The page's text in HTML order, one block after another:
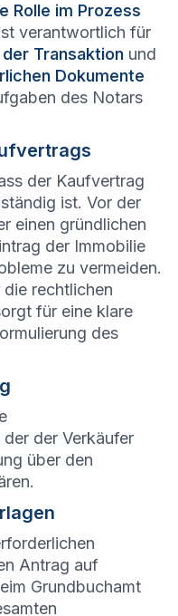
Rolle im Prozess
verantwortlich für
Transaktion und
Dokumente
des Notars
der Kaufvertrag
ist. Vor der
einen gründlichen
der Immobilie
zu vermeiden.
die rechtlichen
für eine klare
des
der Verkäufer
über den
Antrag auf
Grundbuchamt